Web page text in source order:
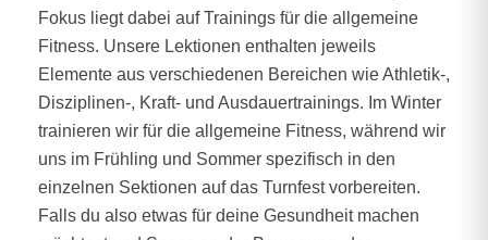
Fokus liegt dabei auf Trainings für die allgemeine
Fitness. Unsere Lektionen enthalten jeweils
Elemente aus verschiedenen Bereichen wie Athletik-,
Disziplinen-, Kraft- und Ausdauertrainings. Im Winter
trainieren wir für die allgemeine Fitness, während wir
uns im Frühling und Sommer spezifisch in den
einzelnen Sektionen auf das Turnfest vorbereiten.
Falls du also etwas für deine Gesundheit machen